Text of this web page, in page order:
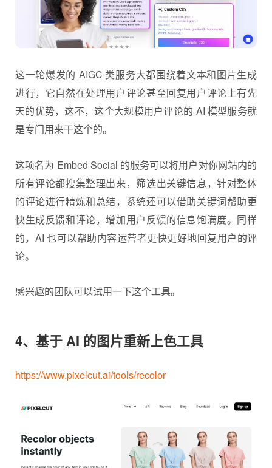
这一轮爆发的 AIGC 类服务大都围绕着文本和图片生成
进行，它自然在处理用户评论甚至回复用户评论上有先
天的优势，这不，这个大规模用户评论的 AI 模型服务就
是专门用来干这个的。
这项名为 Embed Social 的服务可以将用户对你网站内的
所有评论都搜集整理出来，筛选出关键信息，针对整体
的评论进行精炼和总结，系统还可以借助关键词帮助更
快生成反馈和评论，增加用户反馈的信息饱满度。同样
的，AI 也可以帮助内容运营者更快更好地回复用户的评
论。
感兴趣的团队可以试用一下这个工具。
4、基于 AI 的图片重新上色工具
https://www.pixelcut.ai/tools/recolor